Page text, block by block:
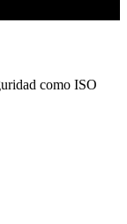
como ISO